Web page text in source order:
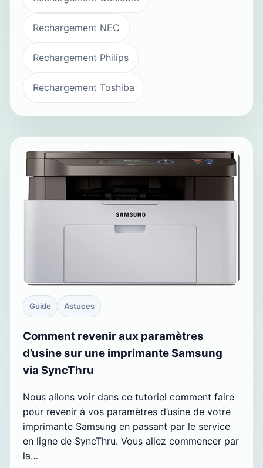
Rechargement NEC
Rechargement Philips
Rechargement Toshiba
Guide Astuces
Comment revenir aux paramètres
d’usine sur une imprimante Samsung
via SyncThru
Nous allons voir dans ce tutoriel comment faire
pour revenir à vos paramètres d’usine de votre
imprimante Samsung en passant par le service
en ligne de SyncThru. Vous allez commencer par
la…